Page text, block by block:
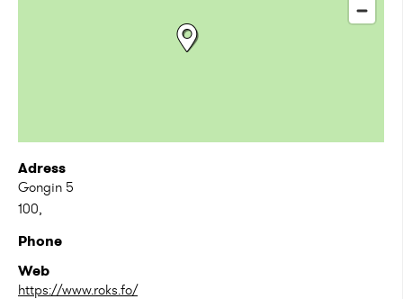
Adress
Gongin 5
100,
Phone
Web
https://www.roks.fo/